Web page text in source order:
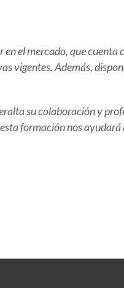
en el mercado, que
vigentes. Además,
su colaboración y
formación nos